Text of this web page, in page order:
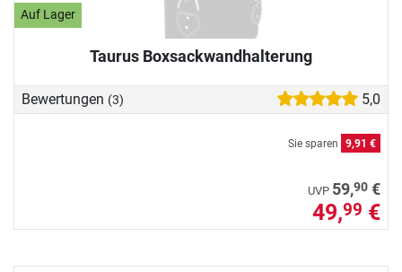
Auf Lager
Taurus Boxsackwandhalterung
Bewertungen (3) 5,0
Sie sparen 9,91 €
UVP 59,90 €
49,99 €